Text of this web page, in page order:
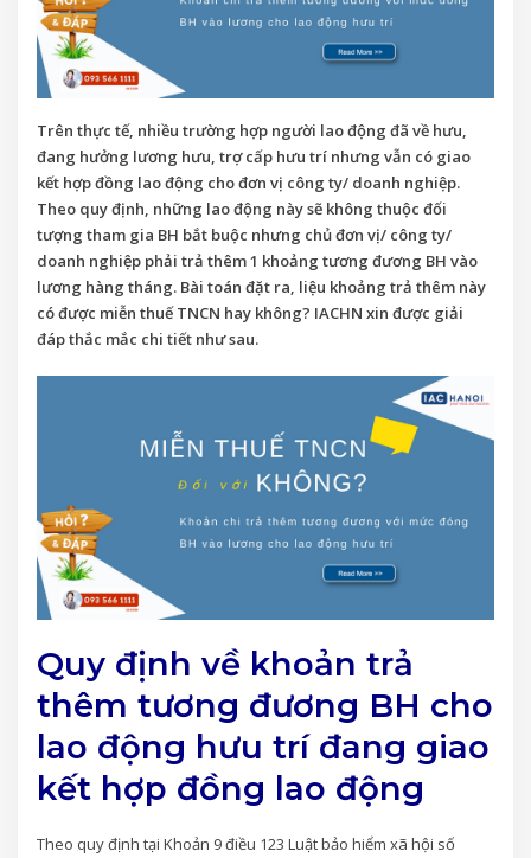
Trên thực tế, nhiều trường hợp người lao động đã về hưu,
đang hưởng lương hưu, trợ cấp hưu trí nhưng vẫn có giao
kết hợp đồng lao động cho đơn vị công ty/ doanh nghiệp.
Theo quy định, những lao động này sẽ không thuộc đối
tượng tham gia BH bắt buộc nhưng chủ đơn vị/ công ty/
doanh nghiệp phải trả thêm 1 khoảng tương đương BH vào
lương hàng tháng. Bài toán đặt ra, liệu khoảng trả thêm này
có được miễn thuế TNCN hay không? IACHN xin được giải
đáp thắc mắc chi tiết như sau.
Quy định về khoản trả
thêm tương đương BH cho
lao động hưu trí đang giao
kết hợp đồng lao động
Theo quy định tại Khoản 9 điều 123 Luật bảo hiểm xã hội số